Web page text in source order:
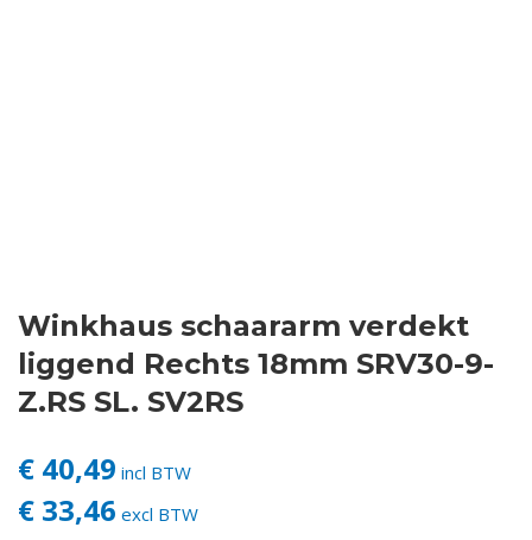
Login
Vacatures
Winkhaus schaararm verdekt
liggend Rechts 18mm SRV30-9-
Z.RS SL. SV2RS
€ 40,49 incl BTW
€ 33,46 excl BTW